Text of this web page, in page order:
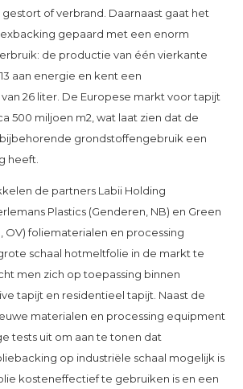
of verbrand. Daarnaast gaat het
gepaard met een enorm
de productie van één vierkante
aan energie en kent een
26 liter. De Europese markt voor tapijt
500 miljoen m2, wat laat zien dat de
grondstoffengebruik een
heeft.
de partners Labii Holding
Plastics (Genderen, NB) en Green
OV) foliematerialen en processing
schaal hotmeltfolie in de markt te
men zich op toepassing binnen
tapijt en residentieel tapijt. Naast de
materialen en processing equipment
tests uit om aan te tonen dat
op industriële schaal mogelijk is
kosteneffectief te gebruiken is en een